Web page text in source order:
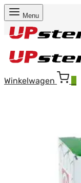
Menu
Winkelwagen